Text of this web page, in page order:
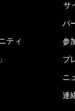
ティ
サ
パ
参
プ
ニ
連